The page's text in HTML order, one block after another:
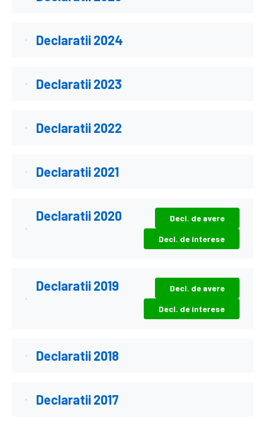
Declaratii 2024
Declaratii 2023
Declaratii 2022
Declaratii 2021
Declaratii 2020 Decl. de avere
Decl. de interese
Declaratii 2019 Decl. de avere
Decl. de interese
Declaratii 2018
Declaratii 2017